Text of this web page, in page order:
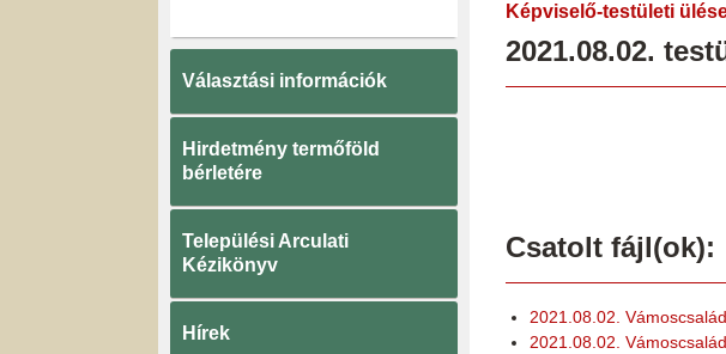
Választási információk
Hirdetmény termőföld
bérletére
Települési Arculati
Kézikönyv
Hírek
Képviselő-testületi
2021.08.02.
Csatolt fájl(ok):
2021.08.02.
2021.08.02.